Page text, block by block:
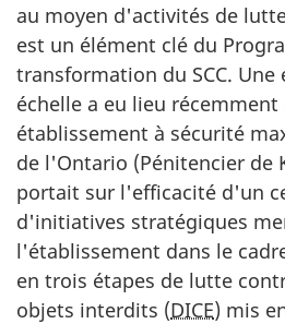
au moyen d'activités de
est un élément clé du
transformation du SCC. Une
échelle a eu lieu récemment
établissement à sécurité
de l'Ontario (Pénitencier de
portait sur l'efficacité d'un
d'initiatives stratégiques
l'établissement dans le
en trois étapes de lutte
objets interdits (DICE) mis